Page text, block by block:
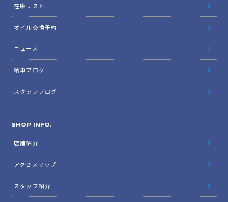
在庫リスト
オイル交換予約
ニュース
納車ブログ
スタッフブログ
SHOP INFO.
店舗紹介
アクセスマップ
スタッフ紹介